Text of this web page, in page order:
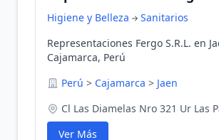
Higiene y Belleza
Sanitarios
Representaciones Fergo S.R.L. en
Cajamarca, Perú
Perú > Cajamarca > Jaen
Cl Las Diamelas Nro 321 Ur Las
Ver Más